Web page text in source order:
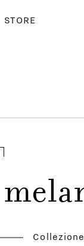
STORE
Collezione